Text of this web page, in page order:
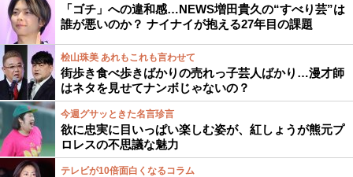
「ゴチ」への違和感…NEWS増田貴久の“すべり芸”は
誰が悪いのか？ ナイナイが抱える27年目の課題
桧山珠美 あれもこれも言わせて
街歩き食べ歩きばかりの売れっ子芸人ばかり…漫才師
はネタを見せてナンボじゃないの？
今週グサッときた名言珍言
欲に忠実に目いっぱい楽しむ姿が、紅しょうが熊元プ
ロレスの不思議な魅力
テレビが10倍面白くなるコラム